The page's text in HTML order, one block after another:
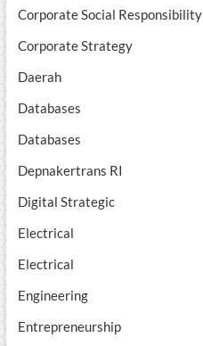
Corporate Social Responsibility
Corporate Strategy
Daerah
Databases
Databases
Depnakertrans RI
Digital Strategic
Electrical
Electrical
Engineering
Entrepreneurship